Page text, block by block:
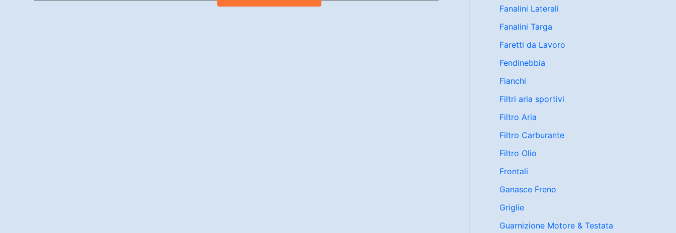
Fanalini Laterali
Fanalini Targa
Faretti da Lavoro
Fendinebbia
Fianchi
Filtri aria sportivi
Filtro Aria
Filtro Carburante
Filtro Olio
Frontali
Ganasce Freno
Griglie
Guarnizione Motore & Testata